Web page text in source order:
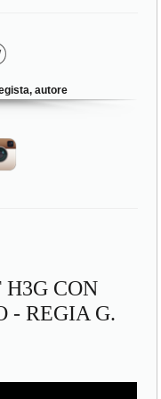
autore
H3G CON
- REGIA G.